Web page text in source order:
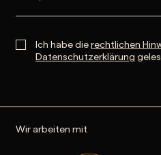
Ich habe dierechtlichen
Datenschutzerklärung
Wir arbeiten mit